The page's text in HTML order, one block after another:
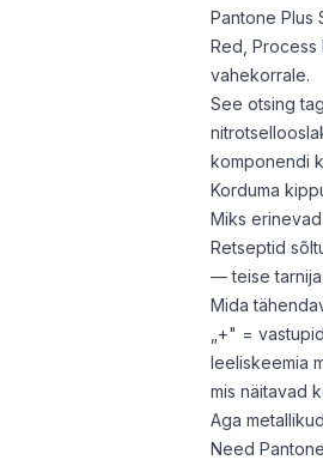
Pantone Plus
Red,
vahekorrale.
See otsing
komponendi
Korduma
Miks
Retseptid
— teise tarnija
Mida
„+" =
leeliskeemia
mis näitavad
Aga
Need